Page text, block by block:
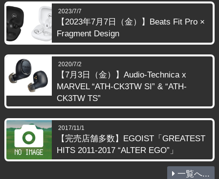
2023/7/7
【2023年7月7日（金）】Beats Fit Pro ×
Fragment Design
2020/7/2
【7月3日（金）】Audio-Technica x
MARVEL “ATH-CK3TW SI” & “ATH-
CK3TW TS”
2017/11/1
【完売店舗多数】EGOIST「GREATEST
HITS 2011-2017 “ALTER EGO”」
一覧へ...